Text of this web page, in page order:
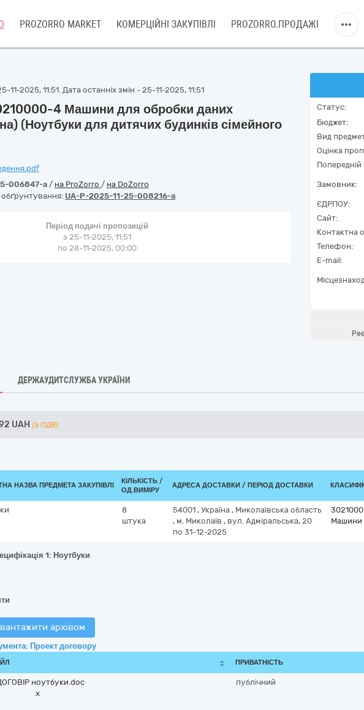
PROZORRO MARKET КОМЕРЦІЙНІ ЗАКУПІВЛІ PROZORRO.ПРОДАЖІ
2025, 11:51. Дата останніх змін - 25-11-2025, 11:51
4 Машини для обробки даних
(Ноутбуки для дитячих будинків сімейного
006847-a / на ProZorro / на DoZorro
обґрунтування: UA-P-2025-11-25-008216-a
Період подачі пропозицій
з 25-11-2025, 11:51
по 28-11-2025, 00:00
Статус:
Бюджет:
Вид
Оцінка
Попередній
Замовник:
ЄДРПОУ:
Сайт:
Контактна
Телефон:
E-mail:
ДЕРЖАУДИТСЛУЖБА УКРАЇНИ
UAH (з ПДВ)
НАЗВА ПРЕДМЕТА ЗАКУПІВЛІ
КІЛЬКІСТЬ /
ОД.ВИМІРУ
АДРЕСА ДОСТАВКИ / ПЕРІОД ДОСТАВКИ
8
штука
54001 , Україна , Миколаївська область
, м. Миколаїв , вул. Адміральська, 20
по 31-12-2025
Машини
1: Ноутбуки
архівом
Проект договору
ПРИВАТНІСТЬ
ноутбуки.doc
x
публічний